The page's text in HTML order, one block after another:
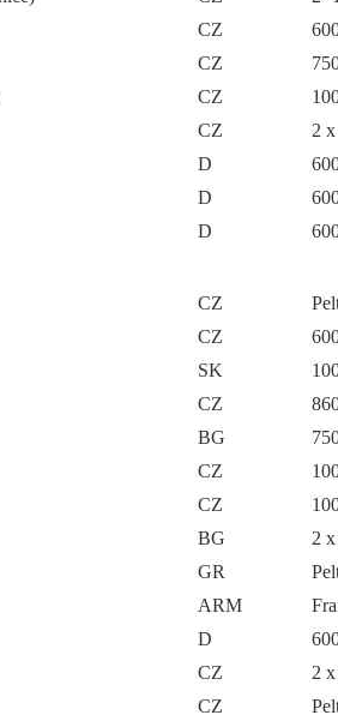
CZ
CZ
CZ
CZ
2
D
D
D
CZ
CZ
SK
CZ
BG
CZ
CZ
BG
2
GR
ARM
D
CZ
2
CZ